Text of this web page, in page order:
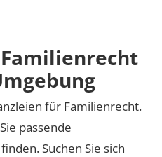
für Familienrecht.
passende
Suchen Sie sich